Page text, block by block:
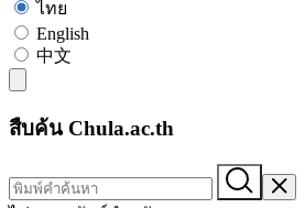
ไทย
English
中文
สืบค้น Chula.ac.th